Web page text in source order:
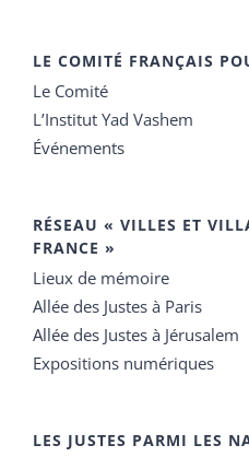
LE COMITÉ FRANÇAIS
Le Comité
L’Institut Yad Vashem
Événements
RÉSEAU « VILLES ET
FRANCE »
Lieux de mémoire
Allée des Justes à Paris
Allée des Justes à Jérusalem
Expositions numériques
LES JUSTES PARMI LES